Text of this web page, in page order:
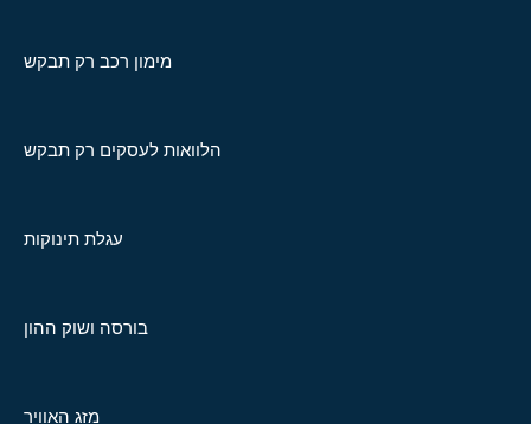
מימון רכב רק תבקש
הלוואות לעסקים רק תבקש
עגלת תינוקות
בורסה ושוק ההון
מזג האוויר